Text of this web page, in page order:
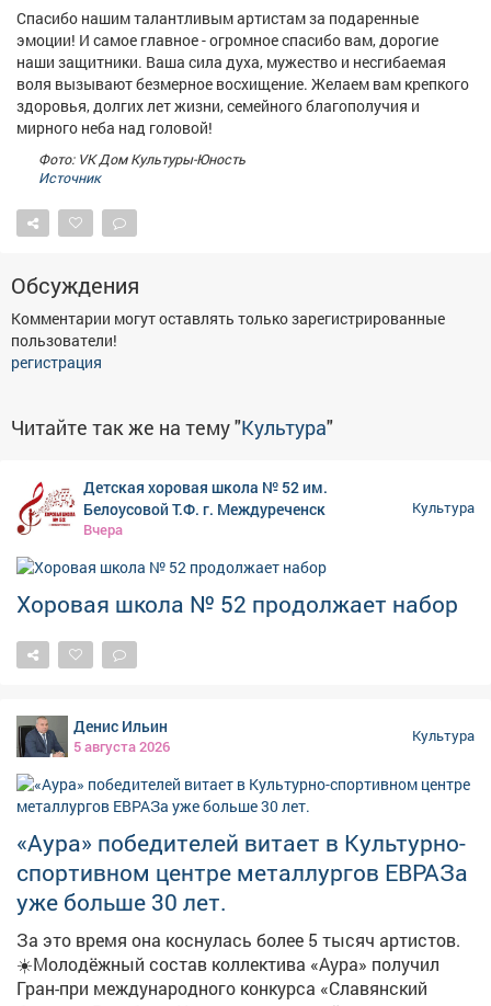
ТВ программа Я - пенсионер
Спасибо нашим талантливым артистам за подаренные
эмоции! И самое главное - огромное спасибо вам, дорогие
наши защитники. Ваша сила духа, мужество и несгибаемая
воля вызывают безмерное восхищение. Желаем вам крепкого
здоровья, долгих лет жизни, семейного благополучия и
мирного неба над головой!
Фото: VK Дом Культуры-Юность
Источник
Обсуждения
Комментарии могут оставлять только зарегистрированные
пользователи!
регистрация
Читайте так же на тему "Культура"
Детская хоровая школа № 52 им.
Белоусовой Т.Ф. г. Междуреченск
Вчера
Культура
Хоровая школа № 52 продолжает набор
Денис Ильин
5 августа 2026
Культура
«Аура» победителей витает в Культурно-
спортивном центре металлургов ЕВРАЗа
уже больше 30 лет.
За это время она коснулась более 5 тысяч артистов.
☀️Молодёжный состав коллектива «Аура» получил
Гран-при международного конкурса «Славянский